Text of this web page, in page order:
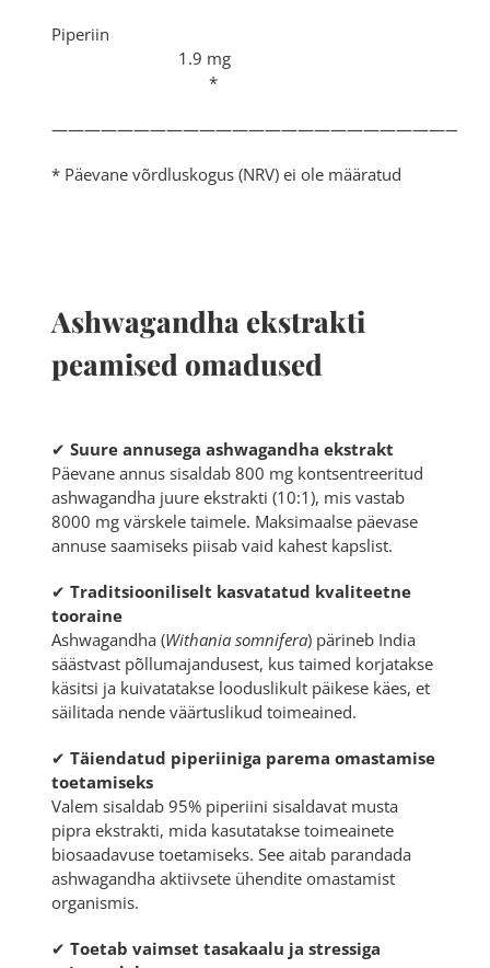
Piperiin
1.9 mg
*
* Päevane võrdluskogus (NRV) ei ole määratud
Ashwagandha ekstrakti
peamised omadused
✔ Suure annusega ashwagandha ekstrakt
Päevane annus sisaldab 800 mg kontsentreeritud
ashwagandha juure ekstrakti (10:1), mis vastab
8000 mg värskele taimele. Maksimaalse päevase
annuse saamiseks piisab vaid kahest kapslist.
✔ Traditsiooniliselt kasvatatud kvaliteetne
tooraine
Ashwagandha (Withania somnifera) pärineb India
säästvast põllumajandusest, kus taimed korjatakse
käsitsi ja kuivatatakse looduslikult päikese käes, et
säilitada nende väärtuslikud toimeained.
✔ Täiendatud piperiiniga parema omastamise
toetamiseks
Valem sisaldab 95% piperiini sisaldavat musta
pipra ekstrakti, mida kasutatakse toimeainete
biosaadavuse toetamiseks. See aitab parandada
ashwagandha aktiivsete ühendite omastamist
organismis.
✔ Toetab vaimset tasakaalu ja stressiga